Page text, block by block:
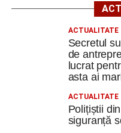
readusă la
Ansamblul este situat
Vinerea, pe un teren de
aflat în proprietatea
Complexul este alcătuit
magazie de fierărie,
– care păstrează
ACTUALITATE
Secretul
de
lucrat
asta ai
ACTUALITATE
Polițiștii
siguranță